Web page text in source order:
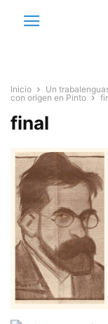
Inicio
Un
con origen en Pinto
final